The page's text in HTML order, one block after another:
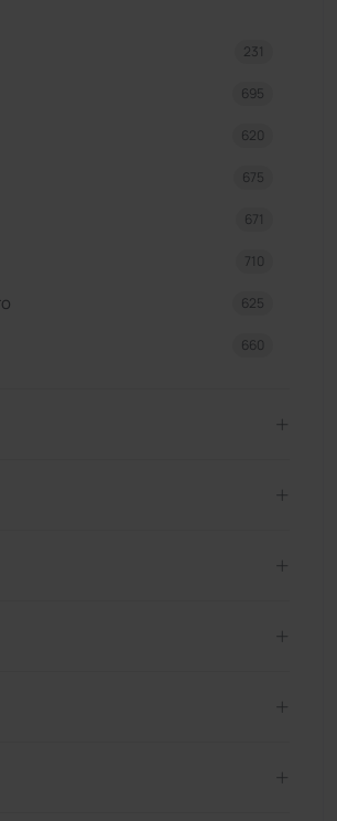
231
695
620
675
671
710
625
660